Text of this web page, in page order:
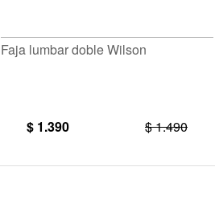
Faja lumbar doble Wilson
$ 1.390 $ 1.490